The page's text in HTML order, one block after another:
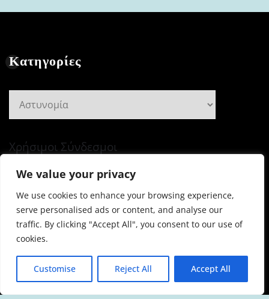
We value your privacy
We use cookies to enhance your browsing experience,
serve personalised ads or content, and analyse our
traffic. By clicking "Accept All", you consent to our use of
cookies.
Customise Reject All Accept All
Κατηγορίες
Κατηγορίες
Χρήσιμοι Σύνδεσμοι
Πνευματικά Δικαιώματα © 2026 | Με την δύναμη του
ΧΡΗΣΙΜΟΙ
ΣΥΝΔΕΣΜΟΙ
είναι
Νομοθεσία
– Υγιεινή &
ΤΕΥΧΗ ΤΗΣ
ΦΩΝΗΣ ΤΟΥ